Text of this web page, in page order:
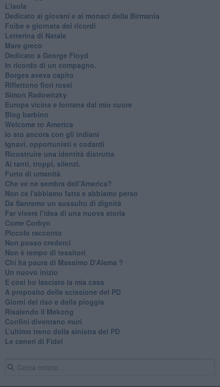
​L’isola
Dedicato ai giovani e ai monaci della Birmania
​Foibe e giornata dei ricordi
Letterina di Natale
Mare greco
​Dedicato a George Floyd
​In ricordo di un compagno.
Borges aveva capito
Riflettono fiori rossi
Simon Radowitzky
Europa vicina e lontana dal mio cuore
Blog barbino
Welcome to America
​Io sto ancora con gli indiani
​Ignavi, opportunisti e codardi
Ricostruire una identità distrutta
Ai tanti, troppi, silenzi.
​Furto di umanità
​Che ve ne sembra dell’America?
Non ce l'abbiamo fatta e abbiamo perso
​Da Sanremo un sussulto di dignità
Far vivere l’idea di una nuova storia
Come Corbyn
Piccolo racconto
Non posso crederci
Non è tempo di tessitori
Chi ha paura di Massimo D'Alema ?
Un nuovo inizio
​E cosi ho lasciato la mia casa
A proposito della scissione del PD
​Giorni del riso e della pioggia
Risalendo il Mekong
Confini diventano muri
L’ultimo treno della sinistra del PD
Le ceneri di Fidel